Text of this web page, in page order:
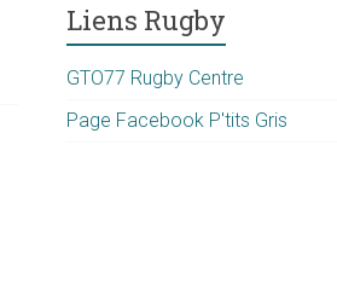
Liens Rugby
GTO77 Rugby Centre
Page Facebook P'tits Gris